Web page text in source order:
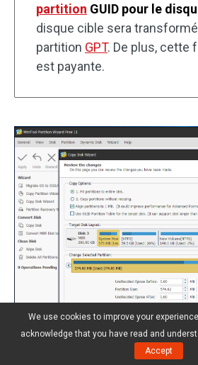
partition GUID pour le
disque cible sera
partition GPT. De plus, cette
est payante.
We use cookies to improve your
acknowledge that you have read and
Accept